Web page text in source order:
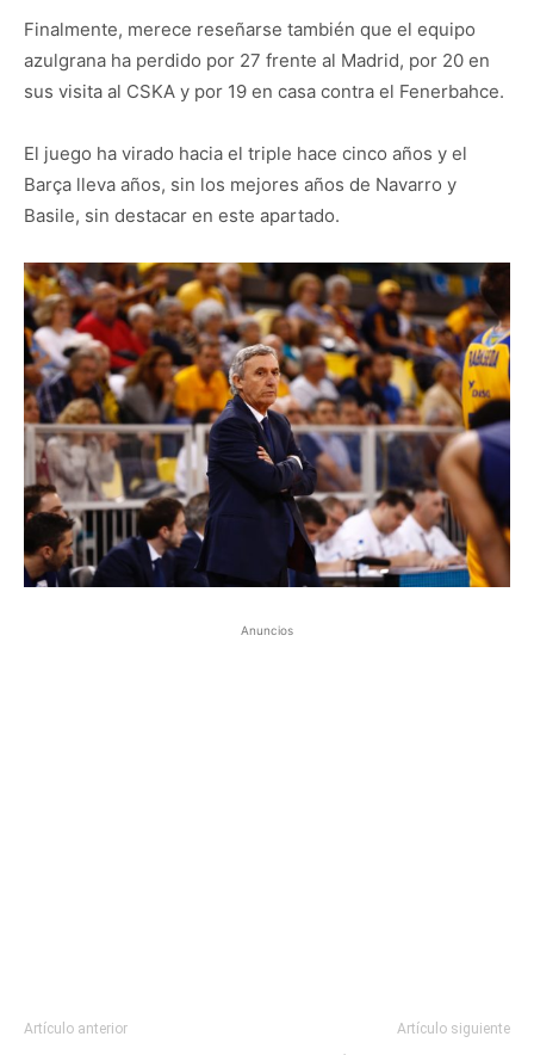
Finalmente, merece reseñarse también que el equipo
azulgrana ha perdido por 27 frente al Madrid, por 20 en
sus visita al CSKA y por 19 en casa contra el Fenerbahce.
El juego ha virado hacia el triple hace cinco años y el
Barça lleva años, sin los mejores años de Navarro y
Basile, sin destacar en este apartado.
Anuncios
Artículo anterior Artículo siguiente